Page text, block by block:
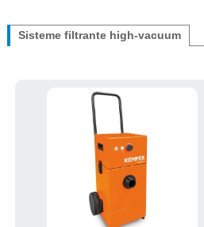
Sisteme filtrante high-vacuum